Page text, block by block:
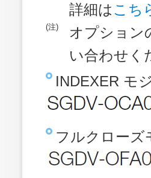
詳細はこち
(注)
オプション
い合わせく
INDEXER モ
フルクローズ